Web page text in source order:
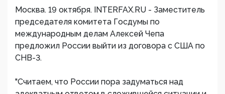
Москва. 19 октября. INTERFAX.RU - Заместитель
председателя комитета Госдумы по
международным делам Алексей Чепа
предложил России выйти из договора с США по
СНВ-3.
"Считаем, что России пора задуматься над